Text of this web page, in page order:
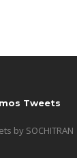
Tweets
by SOCHITRAN